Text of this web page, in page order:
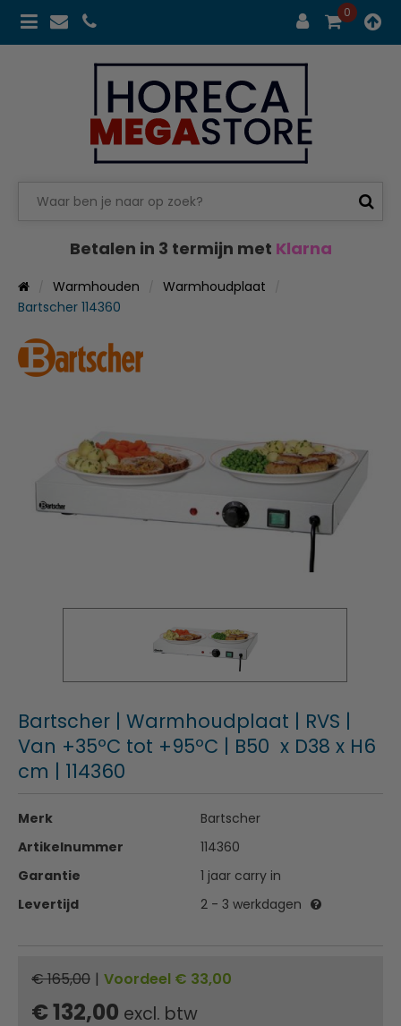
0
Betalen in 3 termijn met Klarna
Warmhouden
Warmhoudplaat
Bartscher 114360
Bartscher | Warmhoudplaat | RVS |
Van +35ºC tot +95ºC | B50 x D38 x H6
cm | 114360
Merk
Bartscher
Artikelnummer
114360
Garantie
1 jaar carry in
Levertijd
2 - 3 werkdagen
€ 165,00 | Voordeel € 33,00
€ 132,00 excl. btw